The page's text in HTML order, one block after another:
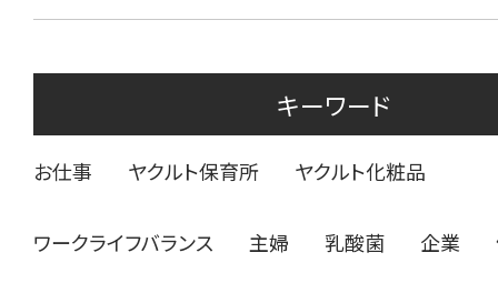
キーワード
お仕事 ヤクルト保育所 ヤクルト化粧品
ワークライフバランス 主婦 乳酸菌 企業